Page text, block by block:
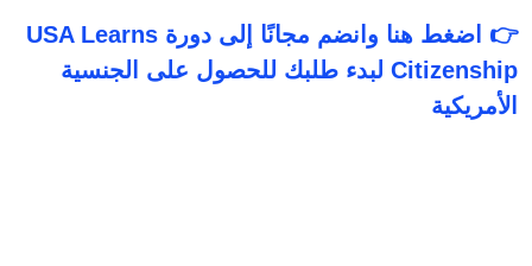
👉 اضغط هنا وانضم مجانًا إلى دورة USA Learns
Citizenship لبدء طلبك للحصول على الجنسية
الأمريكية